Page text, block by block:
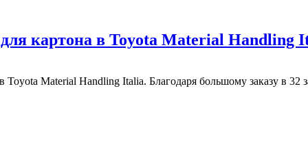
для картона в Toyota Material Handling
Material Handling Italia. Благодаря большому заказу в 32